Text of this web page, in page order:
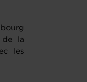
de la
les